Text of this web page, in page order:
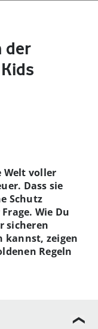
der
Welt voller
Dass sie
Schutz
Wie Du
sicheren
zeigen
Regeln